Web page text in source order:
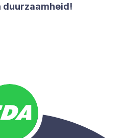
duur­zaam­heid!